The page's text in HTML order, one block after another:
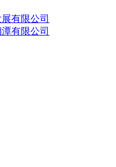
有限公司
有限公司